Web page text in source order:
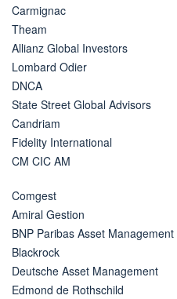
Carmignac
Theam
Allianz Global Investors
Lombard Odier
DNCA
State Street Global Advisors
Candriam
Fidelity International
CM CIC AM
Comgest
Amiral Gestion
BNP Paribas Asset Management
Blackrock
Deutsche Asset Management
Edmond de Rothschild